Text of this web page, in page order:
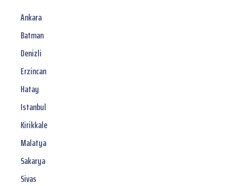
Ankara
Batman
Denizli
Erzincan
Hatay
Istanbul
Kirikkale
Malatya
Sakarya
Sivas